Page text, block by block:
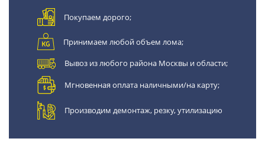
Покупаем дорого;
Принимаем любой объем лома;
Вывоз из любого района Москвы и области;
Мгновенная оплата наличными/на карту;
Производим демонтаж, резку, утилизацию